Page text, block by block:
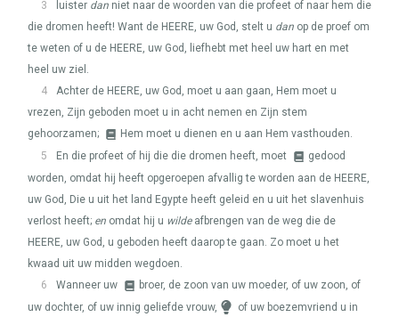
3
luister dan niet naar de woorden van die profeet of naar hem die
die dromen heeft! Want de HEERE, uw God, stelt u dan op de proef om
te weten of u de HEERE, uw God, liefhebt met heel uw hart en met
heel uw ziel.
4
Achter de HEERE, uw God, moet u aan gaan, Hem moet u
vrezen, Zijn geboden moet u in acht nemen en Zijn stem
gehoorzamen;
Hem moet u dienen en u aan Hem vasthouden.
5
En die profeet of hij die die dromen heeft, moet
gedood
worden, omdat hij heeft opgeroepen afvallig te worden aan de HEERE,
uw God, Die u uit het land Egypte heeft geleid en u uit het slavenhuis
verlost heeft; en omdat hij u wildeafbrengen van de weg die de
HEERE, uw God, u geboden heeft daarop te gaan. Zo moet u het
kwaad uit uw midden wegdoen.
6
Wanneer uw
broer, de zoon van uw moeder, of uw zoon, of
uw dochter, of uw innig geliefde vrouw,
of uw boezemvriend u in